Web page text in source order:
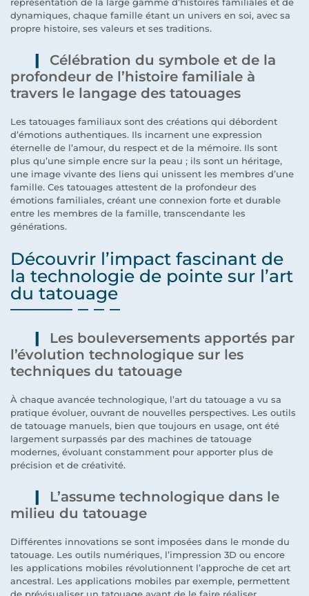
dynamiques, chaque famille étant un univers en soi, avec sa
propre histoire, ses valeurs et ses traditions.
Célébration du symbole et de la
profondeur de l’histoire familiale à
travers le langage des tatouages
Les tatouages familiaux sont des créations qui débordent
d’émotions authentiques. Ils incarnent une expression
éternelle de l’amour, du respect et de la mémoire. Ils sont
plus qu’une simple encre sur la peau ; ils sont un héritage,
une image vivante des liens qui unissent les membres d’une
famille. Ces tatouages attestent de la profondeur des
émotions familiales, créant une connexion forte et durable
entre les membres de la famille, transcendante les
générations.
Découvrir l’impact fascinant de
la technologie de pointe sur l’art
du tatouage
Les bouleversements apportés par
l’évolution technologique sur les
techniques du tatouage
À chaque avancée technologique, l’art du tatouage a vu sa
pratique évoluer, ouvrant de nouvelles perspectives. Les outils
de tatouage manuels, bien que toujours en usage, ont été
largement surpassés par des machines de tatouage
modernes, évoluant constamment pour apporter plus de
précision et de créativité.
L’assume technologique dans le
milieu du tatouage
Différentes innovations se sont imposées dans le monde du
tatouage. Les outils numériques, l’impression 3D ou encore
les applications mobiles révolutionnent l’approche de cet art
ancestral. Les applications mobiles par exemple, permettent